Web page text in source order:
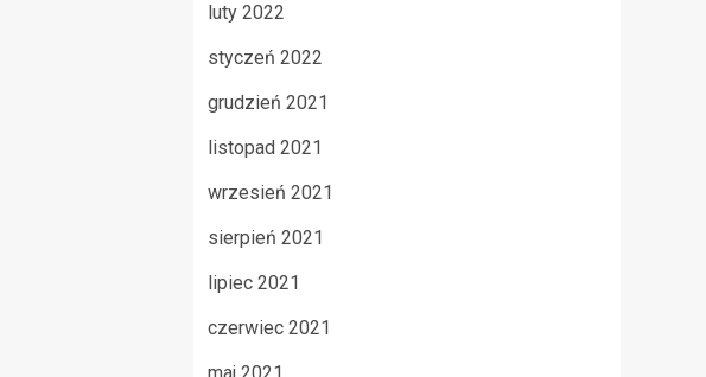
luty 2022
styczeń 2022
grudzień 2021
listopad 2021
wrzesień 2021
sierpień 2021
lipiec 2021
czerwiec 2021